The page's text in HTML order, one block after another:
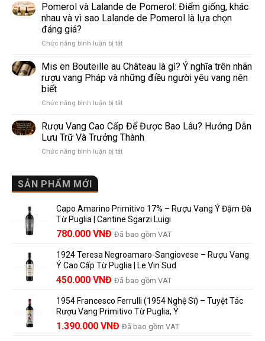
vang
phổ
thế
Sparkling
Wine
Nhau
Thế
Nào?
10
So
Dễ
Hiểu
Người
Pomerol và Lalande de Pomerol: Điểm giống, khác
nhau và vì sao Lalande de Pomerol là lựa chọn
đáng giá?
Chức năng bình luận bị tắtở
và
Lalande
de
Điểm
khác
nhau
và
vì
lựa
chọn
đáng
Mis en Bouteille au Château là gì? Ý nghĩa trên nhãn
rượu vang Pháp và những điều người yêu vang nên
biết
Chức năng bình luận bị tắtở
en
Bouteille
au
Château
nhãn
rượu
vang
và
những
người
vang
nên
biết
Rượu Vang Cao Cấp Để Được Bao Lâu? Hướng Dẫn
Lưu Trữ Và Trưởng Thành
Chức năng bình luận bị tắtở
Được
Bao
Lâu?
Hướng
Lưu
Trữ
Và
Thành
SẢN PHẨM MỚI
Capo Amarino Primitivo 17% – Rượu Vang Ý Đậm Đà
Từ Puglia | Cantine Sgarzi Luigi
Giá
là:
858.000 VNĐ.
780.000 VNĐ Giá
tại
là:
780.000 VNĐ.
Đã bao gồm VAT
1924 Teresa Negroamaro-Sangiovese – Rượu Vang
Ý Cao Cấp Từ Puglia | Le Vin Sud
Giá
là:
495.000 VNĐ.
450.000 VNĐ Giá
tại
là:
450.000 VNĐ.
Đã bao gồm VAT
1954 Francesco Ferrulli (1954 Nghệ Sĩ) – Tuyệt Tác
Rượu Vang Primitivo Từ Puglia, Ý
Giá
1.390.000 VNĐ Giá
Đã bao gồm VAT